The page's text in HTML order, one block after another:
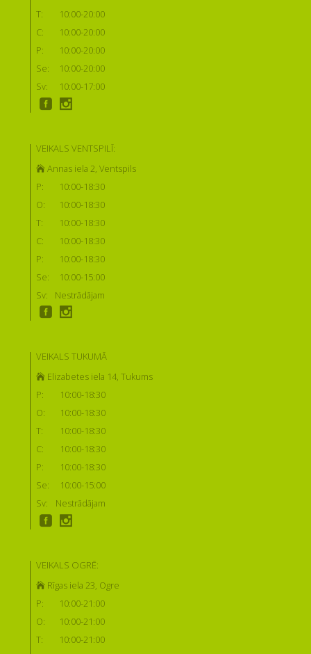
T:
10:00-20:00
C:
10:00-20:00
P:
10:00-20:00
Se:
10:00-20:00
Sv:
10:00-17:00
VEIKALS VENTSPILĪ:
Annas iela 2, Ventspils
P:
10:00-18:30
O:
10:00-18:30
T:
10:00-18:30
C:
10:00-18:30
P:
10:00-18:30
Se:
10:00-15:00
Sv:
Nestrādājam
VEIKALS TUKUMĀ
Elizabetes iela 14, Tukums
P:
10:00-18:30
O:
10:00-18:30
T:
10:00-18:30
C:
10:00-18:30
P:
10:00-18:30
Se:
10:00-15:00
Sv:
Nestrādājam
VEIKALS OGRĒ:
Rīgas iela 23, Ogre
P:
10:00-21:00
O:
10:00-21:00
T:
10:00-21:00